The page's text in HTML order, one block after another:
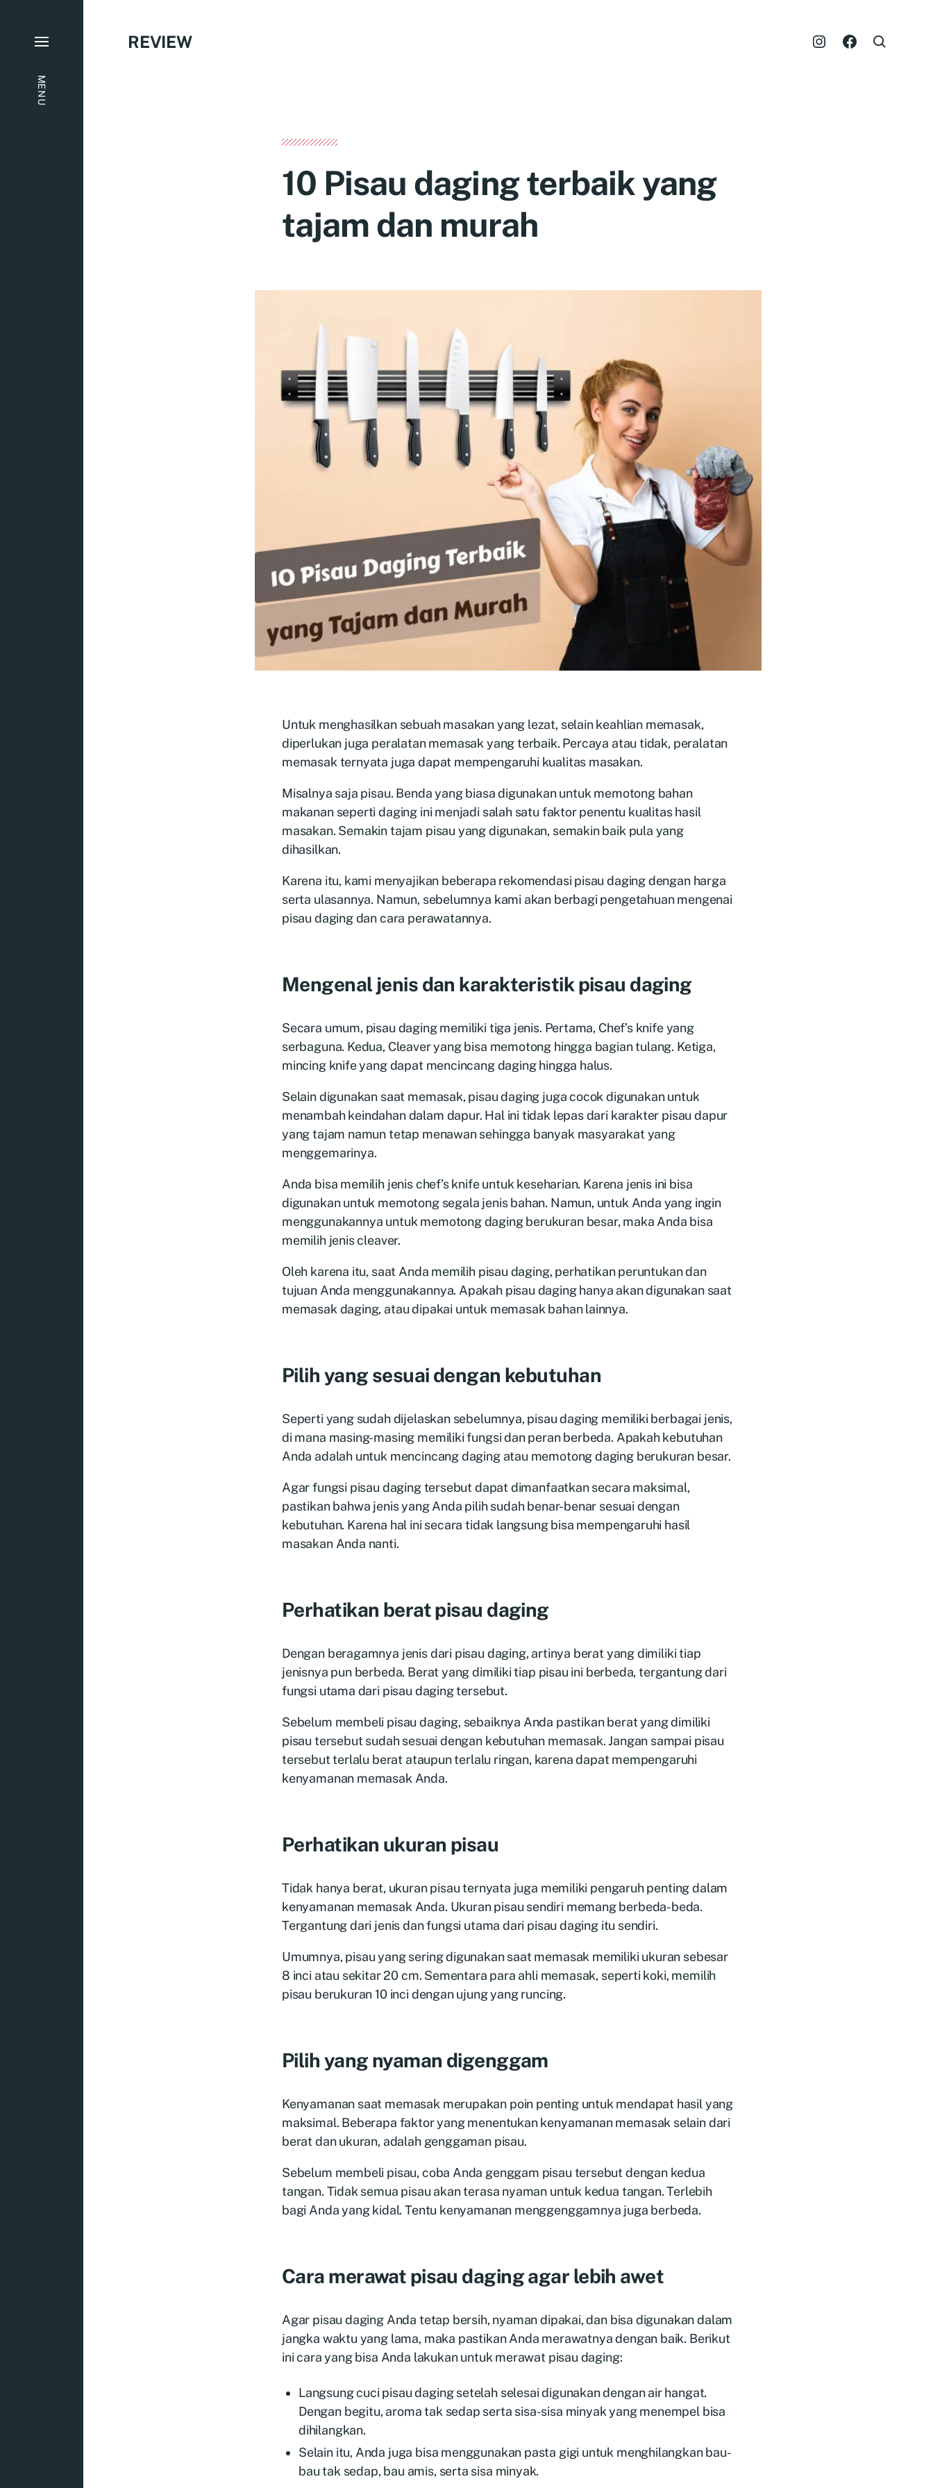
MENU
REVIEW
10 Pisau daging terbaik yang
tajam dan murah
Untuk menghasilkan sebuah masakan yang lezat, selain keahlian memasak,
diperlukan juga peralatan memasak yang terbaik. Percaya atau tidak, peralatan
memasak ternyata juga dapat mempengaruhi kualitas masakan.
Misalnya saja pisau. Benda yang biasa digunakan untuk memotong bahan
makanan seperti daging ini menjadi salah satu faktor penentu kualitas hasil
masakan. Semakin tajam pisau yang digunakan, semakin baik pula yang
dihasilkan.
Karena itu, kami menyajikan beberapa rekomendasi pisau daging dengan harga
serta ulasannya. Namun, sebelumnya kami akan berbagi pengetahuan mengenai
pisau daging dan cara perawatannya.
Mengenal jenis dan karakteristik pisau daging
Secara umum, pisau daging memiliki tiga jenis. Pertama, Chef’s knife yang
serbaguna. Kedua, Cleaver yang bisa memotong hingga bagian tulang. Ketiga,
mincing knife yang dapat mencincang daging hingga halus.
Selain digunakan saat memasak, pisau daging juga cocok digunakan untuk
menambah keindahan dalam dapur. Hal ini tidak lepas dari karakter pisau dapur
yang tajam namun tetap menawan sehingga banyak masyarakat yang
menggemarinya.
Anda bisa memilih jenis chef’s knife untuk keseharian. Karena jenis ini bisa
digunakan untuk memotong segala jenis bahan. Namun, untuk Anda yang ingin
menggunakannya untuk memotong daging berukuran besar, maka Anda bisa
memilih jenis cleaver.
Oleh karena itu, saat Anda memilih pisau daging, perhatikan peruntukan dan
tujuan Anda menggunakannya. Apakah pisau daging hanya akan digunakan saat
memasak daging, atau dipakai untuk memasak bahan lainnya.
Pilih yang sesuai dengan kebutuhan
Seperti yang sudah dijelaskan sebelumnya, pisau daging memiliki berbagai jenis,
di mana masing-masing memiliki fungsi dan peran berbeda. Apakah kebutuhan
Anda adalah untuk mencincang daging atau memotong daging berukuran besar.
Agar fungsi pisau daging tersebut dapat dimanfaatkan secara maksimal,
pastikan bahwa jenis yang Anda pilih sudah benar-benar sesuai dengan
kebutuhan. Karena hal ini secara tidak langsung bisa mempengaruhi hasil
masakan Anda nanti.
Perhatikan berat pisau daging
Dengan beragamnya jenis dari pisau daging, artinya berat yang dimiliki tiap
jenisnya pun berbeda. Berat yang dimiliki tiap pisau ini berbeda, tergantung dari
fungsi utama dari pisau daging tersebut.
Sebelum membeli pisau daging, sebaiknya Anda pastikan berat yang dimiliki
pisau tersebut sudah sesuai dengan kebutuhan memasak. Jangan sampai pisau
tersebut terlalu berat ataupun terlalu ringan, karena dapat mempengaruhi
kenyamanan memasak Anda.
Perhatikan ukuran pisau
Tidak hanya berat, ukuran pisau ternyata juga memiliki pengaruh penting dalam
kenyamanan memasak Anda. Ukuran pisau sendiri memang berbeda-beda.
Tergantung dari jenis dan fungsi utama dari pisau daging itu sendiri.
Umumnya, pisau yang sering digunakan saat memasak memiliki ukuran sebesar
8 inci atau sekitar 20 cm. Sementara para ahli memasak, seperti koki, memilih
pisau berukuran 10 inci dengan ujung yang runcing.
Pilih yang nyaman digenggam
Kenyamanan saat memasak merupakan poin penting untuk mendapat hasil yang
maksimal. Beberapa faktor yang menentukan kenyamanan memasak selain dari
berat dan ukuran, adalah genggaman pisau.
Sebelum membeli pisau, coba Anda genggam pisau tersebut dengan kedua
tangan. Tidak semua pisau akan terasa nyaman untuk kedua tangan. Terlebih
bagi Anda yang kidal. Tentu kenyamanan menggenggamnya juga berbeda.
Cara merawat pisau daging agar lebih awet
Agar pisau daging Anda tetap bersih, nyaman dipakai, dan bisa digunakan dalam
jangka waktu yang lama, maka pastikan Anda merawatnya dengan baik. Berikut
ini cara yang bisa Anda lakukan untuk merawat pisau daging:
Langsung cuci pisau daging setelah selesai digunakan dengan air hangat.
Dengan begitu, aroma tak sedap serta sisa-sisa minyak yang menempel bisa
dihilangkan.
Selain itu, Anda juga bisa menggunakan pasta gigi untuk menghilangkan bau-
bau tak sedap, bau amis, serta sisa minyak.